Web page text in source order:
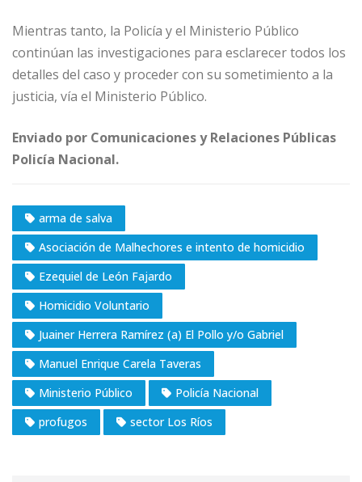
Mientras tanto, la Policía y el Ministerio Público
continúan las investigaciones para esclarecer todos los
detalles del caso y proceder con su sometimiento a la
justicia, vía el Ministerio Público.
Enviado por Comunicaciones y Relaciones Públicas
Policía Nacional.
arma de salva
Asociación de Malhechores e intento de homicidio
Ezequiel de León Fajardo
Homicidio Voluntario
Juainer Herrera Ramírez (a) El Pollo y/o Gabriel
Manuel Enrique Carela Taveras
Ministerio Público
Policía Nacional
profugos
sector Los Ríos